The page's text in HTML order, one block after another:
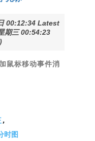
00:12:34 Latest
期三 00:54:23
鼠标移动事件消
,
时图